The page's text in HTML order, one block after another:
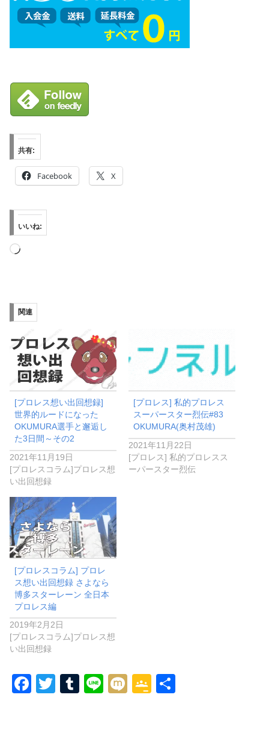
共有:
Facebook X
いいね:
読
み
中…
関連
[プロレス想い出回想録]
世界的ルードになった
OKUMURA選手と邂逅し
た3日間～その2
2021年11月19日
[プロレスコラム]プロレス想
い出回想録
[プロレス] 私的プロレス
スーパースター烈伝#83
OKUMURA(奥村茂雄)
2021年11月22日
[プロレス] 私的プロレスス
ーパースター烈伝
[プロレスコラム] プロレ
ス想い出回想録 さよなら
博多スターレーン 全日本
プロレス編
2019年2月2日
[プロレスコラム]プロレス想
い出回想録
F
T
T
Li
M
G